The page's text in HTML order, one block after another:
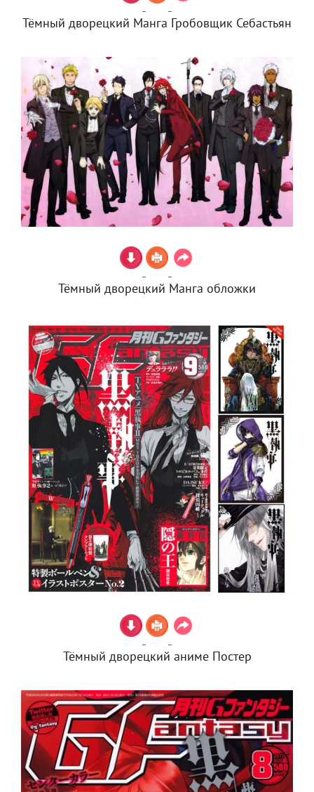
Тёмный дворецкий Манга Гробовщик Себастьян
Тёмный дворецкий Манга обложки
Тёмный дворецкий аниме Постер